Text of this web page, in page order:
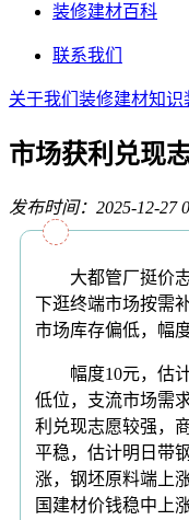
装修建材百科
联系我们
关于我们 装修建材知识
市场获利兑现
发布时间：2025-12-27
大都管厂挺价志
下逛终端市场按需
市场库存偏低，幅
幅度10元，估计
低位，支流市场需
利兑现志愿较强，
平稳，估计明日带
涨，钢坯原料端上
国建材价钱稳中上